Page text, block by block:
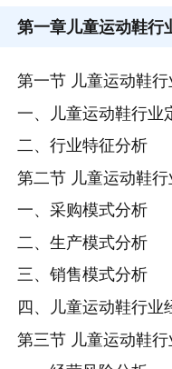
第一章儿童运动鞋行
第一节 儿童运动鞋
一、儿童运动鞋行业
二、行业特征分析
第二节 儿童运动鞋
一、采购模式分析
二、生产模式分析
三、销售模式分析
四、儿童运动鞋行业
第三节 儿童运动鞋